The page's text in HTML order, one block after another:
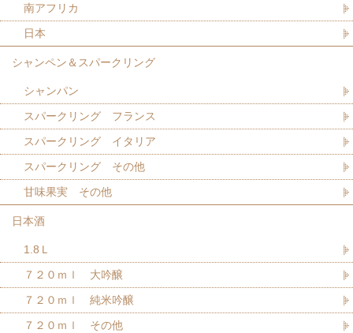
南アフリカ
日本
シャンペン＆スパークリング
シャンパン
スパークリング フランス
スパークリング イタリア
スパークリング その他
甘味果実 その他
日本酒
1.8Ｌ
７２０ｍｌ 大吟醸
７２０ｍｌ 純米吟醸
７２０ｍｌ その他